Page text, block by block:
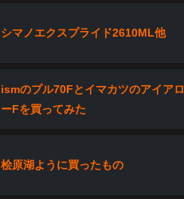
シマノエクスプライド2610ML他
ismのプル70Fとイマカツのアイアロ
ーFを買ってみた
桧原湖ように買ったもの